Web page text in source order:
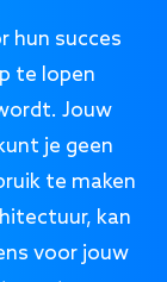
hun succes
te lopen
Jouw
je geen
te maken
kan
voor jouw